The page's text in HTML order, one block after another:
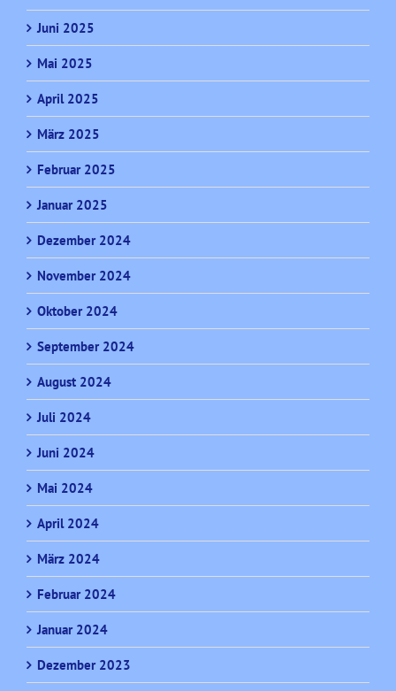
Juni 2025
Mai 2025
April 2025
März 2025
Februar 2025
Januar 2025
Dezember 2024
November 2024
Oktober 2024
September 2024
August 2024
Juli 2024
Juni 2024
Mai 2024
April 2024
März 2024
Februar 2024
Januar 2024
Dezember 2023